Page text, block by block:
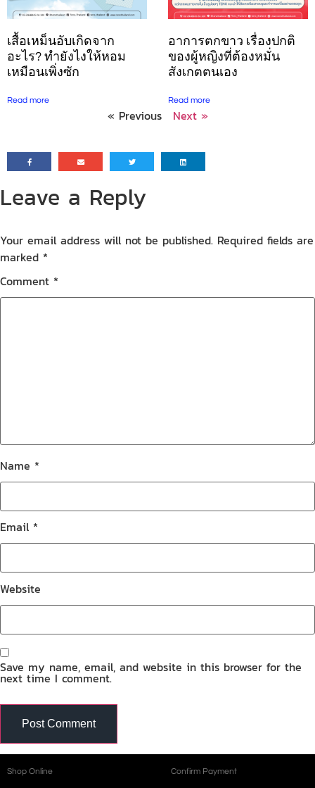
เสื้อเหม็นอับเกิดจาก
อะไร? ทำยังไงให้หอม
เหมือนเพิ่งซัก
Read more
อาการตกขาว เรื่องปกติ
ของผู้หญิงที่ต้องหมั่น
สังเกตตนเอง
Read more
« Previous Next »
Leave a Reply
Your email address will not be published. Required fields are
marked *
Comment *
Name *
Email *
Website
Save my name, email, and website in this browser for the
next time I comment.
Shop Online Confirm Payment